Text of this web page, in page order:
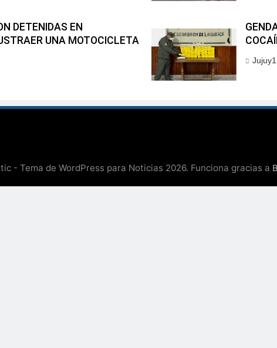
DETENIDAS EN
UNA MOTOCICLETA
Jujuy1
- Tema de WordPress para Noticias 2026. Funciona gracias a